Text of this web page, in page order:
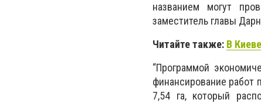
названием могут
заместитель главы
Читайте также: В
“Программой
финансирование работ
7,54 га, который